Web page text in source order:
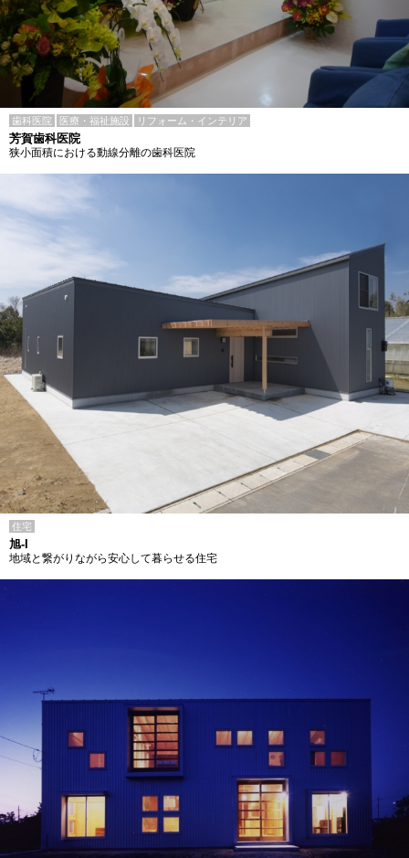
歯科医院 医療・福祉施設 リフォーム・インテリア
芳賀歯科医院
狭小面積における動線分離の歯科医院
住宅
旭-I
地域と繋がりながら安心して暮らせる住宅